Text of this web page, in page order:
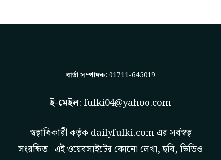
বার্তা সম্পাদক: 01711-645019
ই-মেইল: fulki04@yahoo.com
স্বত্বাধিকারী কর্তৃক dailyfulki.comএর সর্বস্বত্ব
সংরক্ষিত। এই ওয়েবসাইটের কোনো লেখা, ছবি, ভিডিও